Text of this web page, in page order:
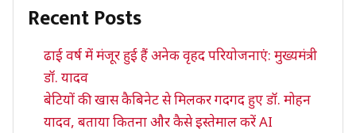
Recent Posts
ढाई वर्ष में मंजूर हुई हैं अनेक वृहद परियोजनाएं: मुख्यमंत्री
डॉ. यादव
बेटियों की खास कैबिनेट से मिलकर गदगद हुए डॉ. मोहन
यादव, बताया कितना और कैसे इस्तेमाल करें AI